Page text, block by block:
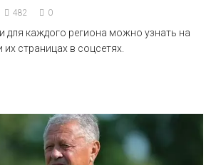
482 0
для каждого региона можно узнать на
страницах в соцсетях.